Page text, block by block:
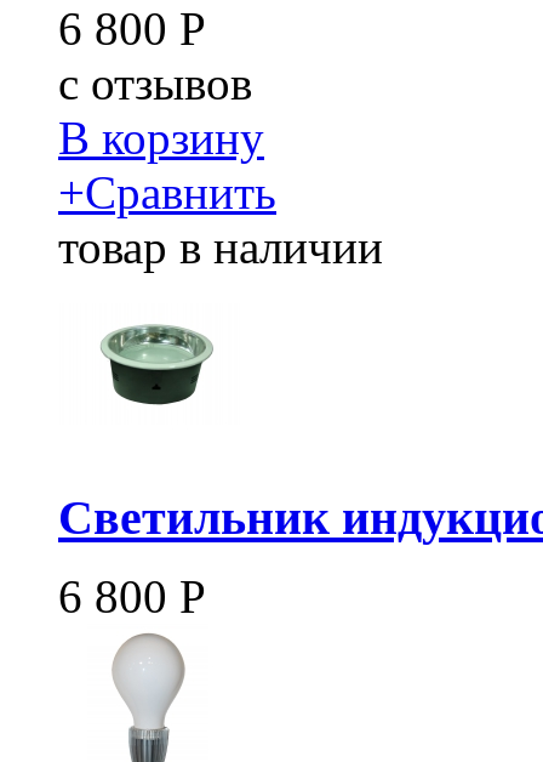
6 800 Р
c отзывов
В корзину
+Сравнить
товар в наличии
Светильник
6 800 Р